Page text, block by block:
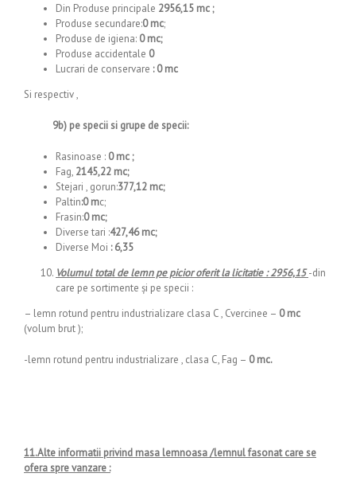
Din Produse principale 2956,15 mc;
Produse secundare:0mc;
Produse de igiena: 0 mc;
Produse accidentale 0
Lucrari de conservare : 0 mc
Si respectiv ,
9b) pe specii si grupe de specii:
Rasinoase : 0 mc ;
Fag, 2145,22 mc;
Stejari , gorun:377,12 mc;
Paltin:0 mc;
Frasin:0 mc;
Diverse tari :427,46 mc;
Diverse Moi : 6,35
Volumul total de lemn pe picior oferit la licitatie : 2956,15-din
care pe sortimente şi pe specii :
– lemn rotund pentru industrializare clasa C , Cvercinee – 0 mc
(volum brut );
-lemn rotund pentru industrializare , clasa C, Fag – 0 mc.
11.Alte informatii privind masa lemnoasa /lemnul fasonat care se
ofera spre vanzare :